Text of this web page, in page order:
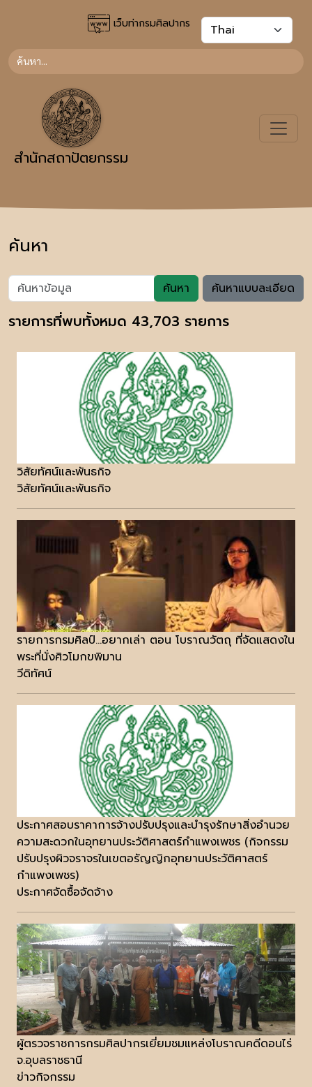
เว็บท่ากรมศิลปากร
สำนักสถาปัตยกรรม
ค้นหา
ค้นหา ค้นหาแบบละเอียด
รายการที่พบทั้งหมด 43,703 รายการ
วิสัยทัศน์และพันธกิจ
วิสัยทัศน์และพันธกิจ
รายการกรมศิลป์...อยากเล่า ตอน โบราณวัตถุ ที่จัดแสดงใน
พระที่นั่งศิวโมกขพิมาน
วีดิทัศน์
ประกาศสอบราคาการจ้างปรับปรุงและบำรุงรักษาสิ่งอำนวย
ความสะดวกในอุทยานประวัติศาสตร์กำแพงเพชร (กิจกรรม
ปรับปรุงผิวจราจรในเขตอรัญญิกอุทยานประวัติศาสตร์
กำแพงเพชร)
ประกาศจัดซื้อจัดจ้าง
ผู้ตรวจราชการกรมศิลปากรเยี่ยมชมแหล่งโบราณคดีดอนไร่
จ.อุบลราชธานี
ข่าวกิจกรรม